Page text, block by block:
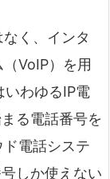
く、インタ
VoIP）を用
いわゆるIP電
る電話番号を
電話システ
しか使えない